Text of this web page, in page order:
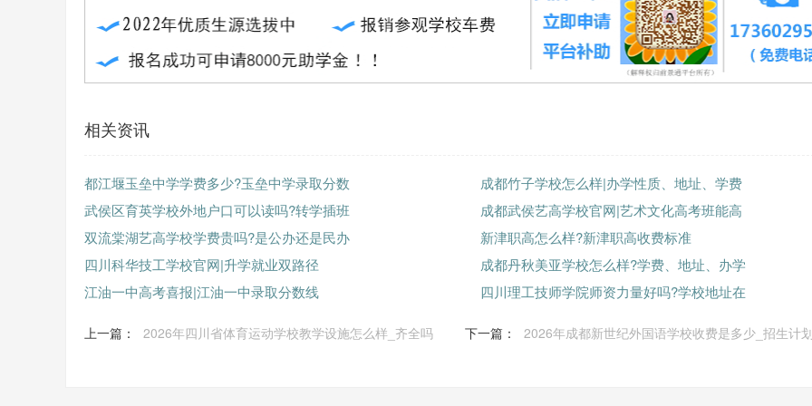
相关资讯
都江堰玉垒中学学费多少?玉垒中学录取分数
成都竹子学校怎么样|办学性质、地址、学费
武侯区育英学校外地户口可以读吗?转学插班
成都武侯艺高学校官网|艺术文化高考班能高
双流棠湖艺高学校学费贵吗?是公办还是民办
新津职高怎么样?新津职高收费标准
四川科华技工学校官网|升学就业双路径
成都丹秋美亚学校怎么样?学费、地址、办学
江油一中高考喜报|江油一中录取分数线
四川理工技师学院师资力量好吗?学校地址在
上一篇： 2026年四川省体育运动学校教学设施怎么样_齐全吗 下一篇： 2026年成都新世纪外国语学校收费是多少_招生计